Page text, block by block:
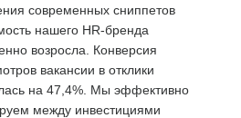
современных сниппетов
нашего HR-бренда
возросла. Конверсия
вакансии в отклики
на 47,4%. Мы эффективно
между инвестициями